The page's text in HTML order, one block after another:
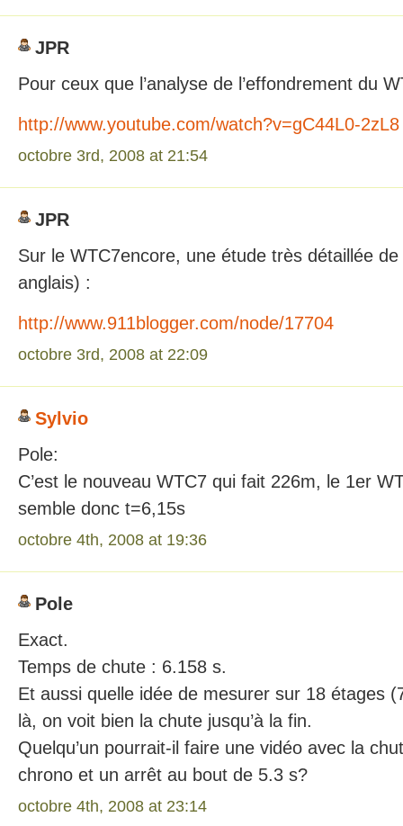
JPR
Pour ceux que l’analyse de l’effondrement du
http://www.youtube.com/watch?v=gC44L0-2zL8
octobre 3rd, 2008 at 21:54
JPR
Sur le WTC7encore, une étude très détaillée
anglais) :
http://www.911blogger.com/node/17704
octobre 3rd, 2008 at 22:09
Sylvio
Pole:
C’est le nouveau WTC7 qui fait 226m, le 1er
semble donc t=6,15s
octobre 4th, 2008 at 19:36
Pole
Exact.
Temps de chute : 6.158 s.
Et aussi quelle idée de mesurer sur 18 étages
là, on voit bien la chute jusqu’à la fin.
Quelqu’un pourrait-il faire une vidéo avec la
chrono et un arrêt au bout de 5.3 s?
octobre 4th, 2008 at 23:14